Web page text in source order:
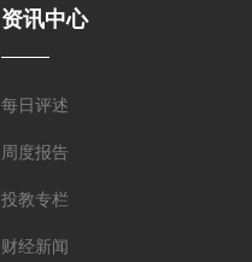
资讯中心
每日评述
周度报告
投教专栏
财经新闻